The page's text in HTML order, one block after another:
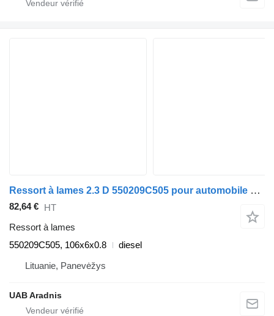
Ressort à lames 2.3 D 550209C505 pour automobile Nissan SERENA (C23)
82,64 € HT
Ressort à lames
550209C505, 106x6x0.8
diesel
Lituanie, Panevėžys
UAB Aradnis